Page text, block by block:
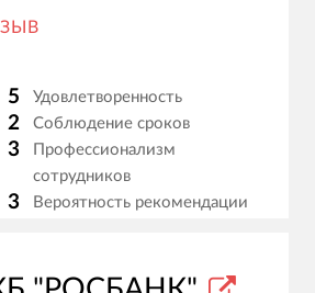
5 Удовлетворенность
2 Соблюдение сроков
3
Профессионализм
сотрудников
3 Вероятность рекомендации